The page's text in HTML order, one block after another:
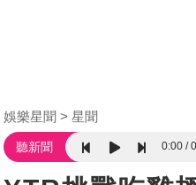
娛樂星聞 星聞
聽新聞 0:00